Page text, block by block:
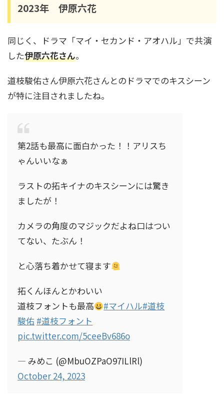
2023年 伊原六花
同じく、ドラマ「マイ・セカンド・アオハル」で共演
した伊原六花さん。
道枝駿佑さん伊原六花さんとのドラマでのキスシーン
が特に注目されましたね。
第2話も最高に面白かった！！アリスち
ゃんいいなぁ
ラストの拓キイナのキスシーンには驚き
ましたが！
カメラの角度のマジックだよね口はつい
てない、たぶん！
と心落ち着かせて寝ます
拓くんほんとかわいい
道枝フォントも最高
#マイハル#道枝
駿佑 #道枝フォント
pic.twitter.com/5ceeBv686o
— みめこ (@MbuOZPaO97ILlRl)
October 24, 2023